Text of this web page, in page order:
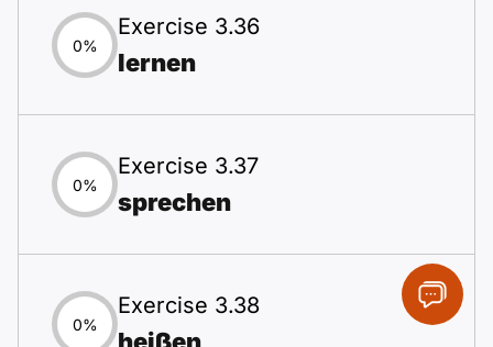
0%
Exercise 3.36
lernen
0%
Exercise 3.37
sprechen
0%
Exercise 3.38